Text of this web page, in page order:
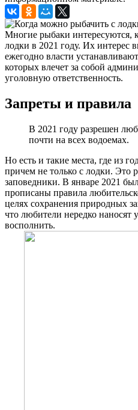
Многие рыбаки интересуются,
лодки в 2021 году. Их интерес
ежегодно власти
которых влечет за собой
уголовную ответственность.
Запреты и правила
В 2021 году разрешен
почти на всех водоемах.
Но есть и такие места, где из
причем не только с лодки. Это
заповедники. В январе 2021
прописаны правила
целях сохранения природных
что любители нередко наносят
восполнить.